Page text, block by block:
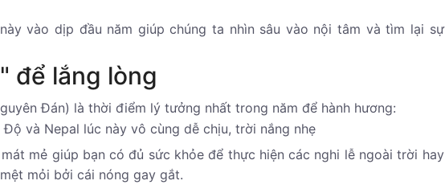
vào dịp đầu năm giúp chúng ta nhìn sâu vào nội tâm và tìm lại sự
để lắng lòng
Đán) là thời điểm lý tưởng nhất trong năm để hành hương:
Độ và Nepal lúc này vô cùng dễ chịu, trời nắng nhẹ
mẻ giúp bạn có đủ sức khỏe để thực hiện các nghi lễ ngoài trời hay
mỏi bởi cái nóng gay gắt.